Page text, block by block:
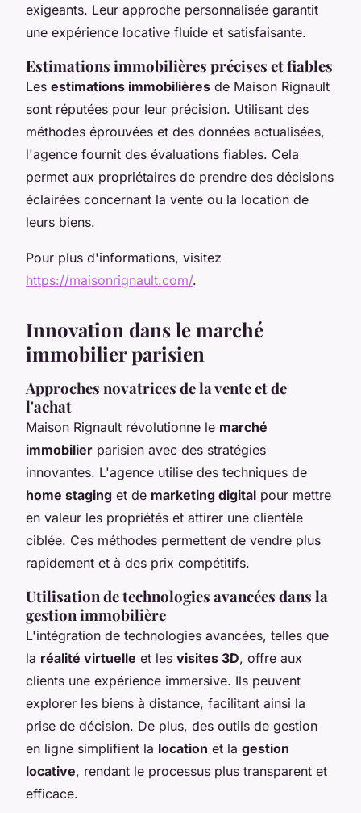
exigeants. Leur approche personnalisée garantit
une expérience locative fluide et satisfaisante.
Estimations immobilières précises et fiables
Les estimations immobilières de Maison Rignault
sont réputées pour leur précision. Utilisant des
méthodes éprouvées et des données actualisées,
l'agence fournit des évaluations fiables. Cela
permet aux propriétaires de prendre des décisions
éclairées concernant la vente ou la location de
leurs biens.
Pour plus d'informations, visitez
https://maisonrignault.com/.
Innovation dans le marché
immobilier parisien
Approches novatrices de la vente et de
l'achat
Maison Rignault révolutionne le marché
immobilier parisien avec des stratégies
innovantes. L'agence utilise des techniques de
home staging et de marketing digital pour mettre
en valeur les propriétés et attirer une clientèle
ciblée. Ces méthodes permettent de vendre plus
rapidement et à des prix compétitifs.
Utilisation de technologies avancées dans la
gestion immobilière
L'intégration de technologies avancées, telles que
la réalité virtuelle et les visites 3D, offre aux
clients une expérience immersive. Ils peuvent
explorer les biens à distance, facilitant ainsi la
prise de décision. De plus, des outils de gestion
en ligne simplifient la location et la gestion
locative, rendant le processus plus transparent et
efficace.